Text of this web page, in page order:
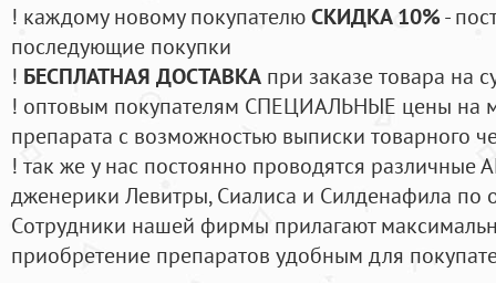
! каждому новому покупателюСКИДКА 10%-
последующие покупки
! БЕСПЛАТНАЯ ДОСТАВКА при заказе товара на
! оптовым покупателям СПЕЦИАЛЬНЫЕ цены на
препарата с возможностью выписки товарного
! так же у нас постоянно проводятся
дженерики Левитры, Сиалиса и Силденафила по
Cотрудники нашей фирмы прилагают
приобретение препаратов удобным для